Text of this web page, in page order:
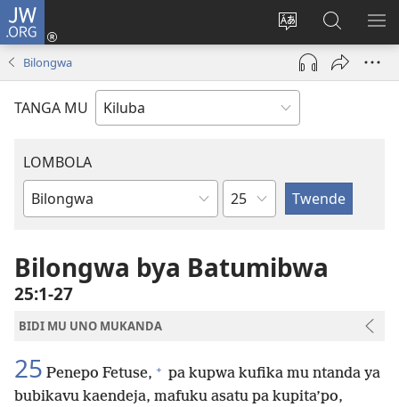
JW.ORG
Shinta
ludimi
lwa
diteba
Twela
(opens
window)
Kukimba
pa
JW.ORG
Bilongwa
TANGA MU
LOMBOLA
Mukanda
mu
Bible
Shapita
Bilongwa bya Batumibwa
25:1-27
BIDI MU UNO MUKANDA
25 Penepo Fetuse, + pa kupwa kufika mu ntanda ya
bubikavu kaendeja, mafuku asatu pa kupita’po,